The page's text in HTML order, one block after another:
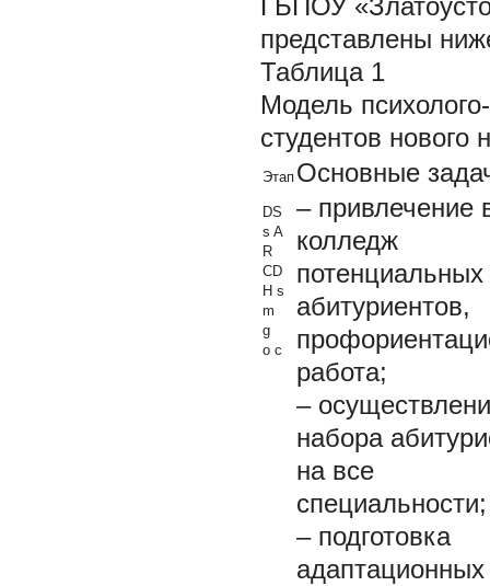
ГБПОУ
представлены
Таблица 1
Модель
студентов нового
Этап Основные
DS
s A
R
CD
H s
m
g
о с
– привлечение
колледж
потенциальных
абитуриентов,
работа;
–
набора
на все
специальности;
– подготовка
адаптационных